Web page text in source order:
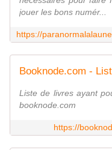
jouer les bons numér...
Liste de livres ayant
booknode.com
https://